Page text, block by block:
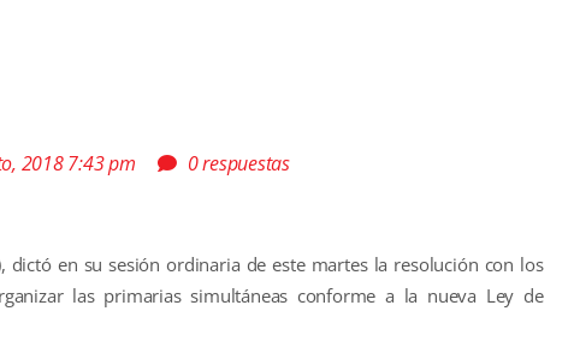
2018 7:43 pm 0 respuestas
dictó en su sesión ordinaria de este martes la resolución con los
las primarias simultáneas conforme a la nueva Ley de